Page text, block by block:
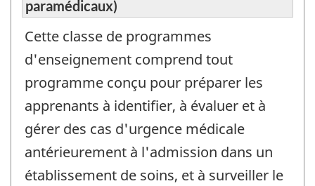
paramédicaux)
Cette classe de programmes
d'enseignement comprend tout
programme conçu pour préparer les
apprenants à identifier, à évaluer et à
gérer des cas d'urgence médicale
antérieurement à l'admission dans un
établissement de soins, et à surveiller le